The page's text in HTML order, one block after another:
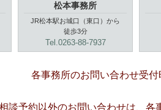
松本事務所
JR松本駅お城口（東口）から
徒歩3分
Tel.0263-88-7937
各事務所のお問い合わせ受
談予約以外のお問い合わせは、各